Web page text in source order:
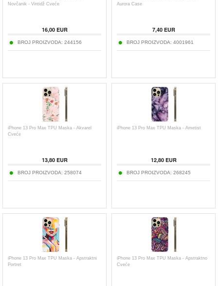
Novčanik - Vintidž Cveće
16,00EUR
BROJ PROIZVODA: 244156
Aurora Case
7,40EUR
BROJ PROIZVODA: 4001961
iPhone 13 Pro Max TPU Maska - Akvarel
Cveće
13,80EUR
BROJ PROIZVODA: 258074
iPhone 13 Pro Max TPU Maska - Ametist
12,80EUR
BROJ PROIZVODA: 268245
iPhone 13 Pro Max TPU Maska - Apstraktni
Portret
iPhone 13 Pro Max TPU Maska - Apstraktno
Cveće